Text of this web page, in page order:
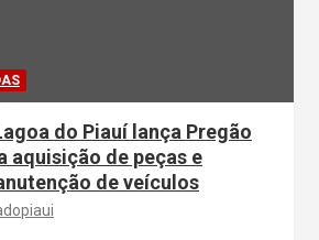
do Piauí lança Pregão
aquisição de peças e
de veículos